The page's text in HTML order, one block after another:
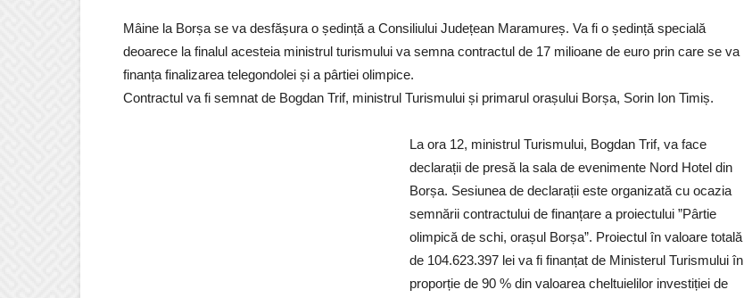
Mâine la Borșa se va desfășura o ședință a Consiliului Județean Maramureș. Va fi o ședință specială
deoarece la finalul acesteia ministrul turismului va semna contractul de 17 milioane de euro prin care se va
finanța finalizarea telegondolei și a pârtiei olimpice.
Contractul va fi semnat de Bogdan Trif, ministrul Turismului și primarul orașului Borșa, Sorin Ion Timiș.
La ora 12, ministrul Turismului, Bogdan Trif, va face
declarații de presă la sala de evenimente Nord Hotel din
Borșa. Sesiunea de declarații este organizată cu ocazia
semnării contractului de finanțare a proiectului ”Pârtie
olimpică de schi, orașul Borșa”. Proiectul în valoare totală
de 104.623.397 lei va fi finanțat de Ministerul Turismului în
proporție de 90 % din valoarea cheltuielilor investiției de